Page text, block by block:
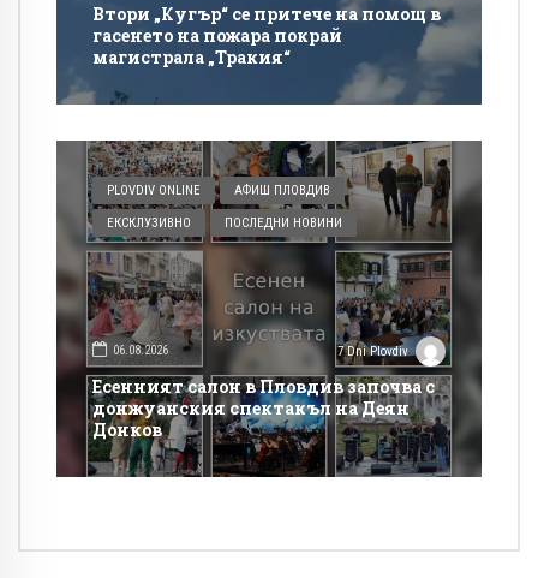
Втори „Кугър“ се притече на помощ в
гасенето на пожара покрай
магистрала „Тракия“
PLOVDIV ONLINE АФИШ ПЛОВДИВ
ЕКСКЛУЗИВНО ПОСЛЕДНИ НОВИНИ
06.08.2026 7 Dni Plovdiv
Есенният салон в Пловдив започва с
донжуанския спектакъл на Деян
Донков